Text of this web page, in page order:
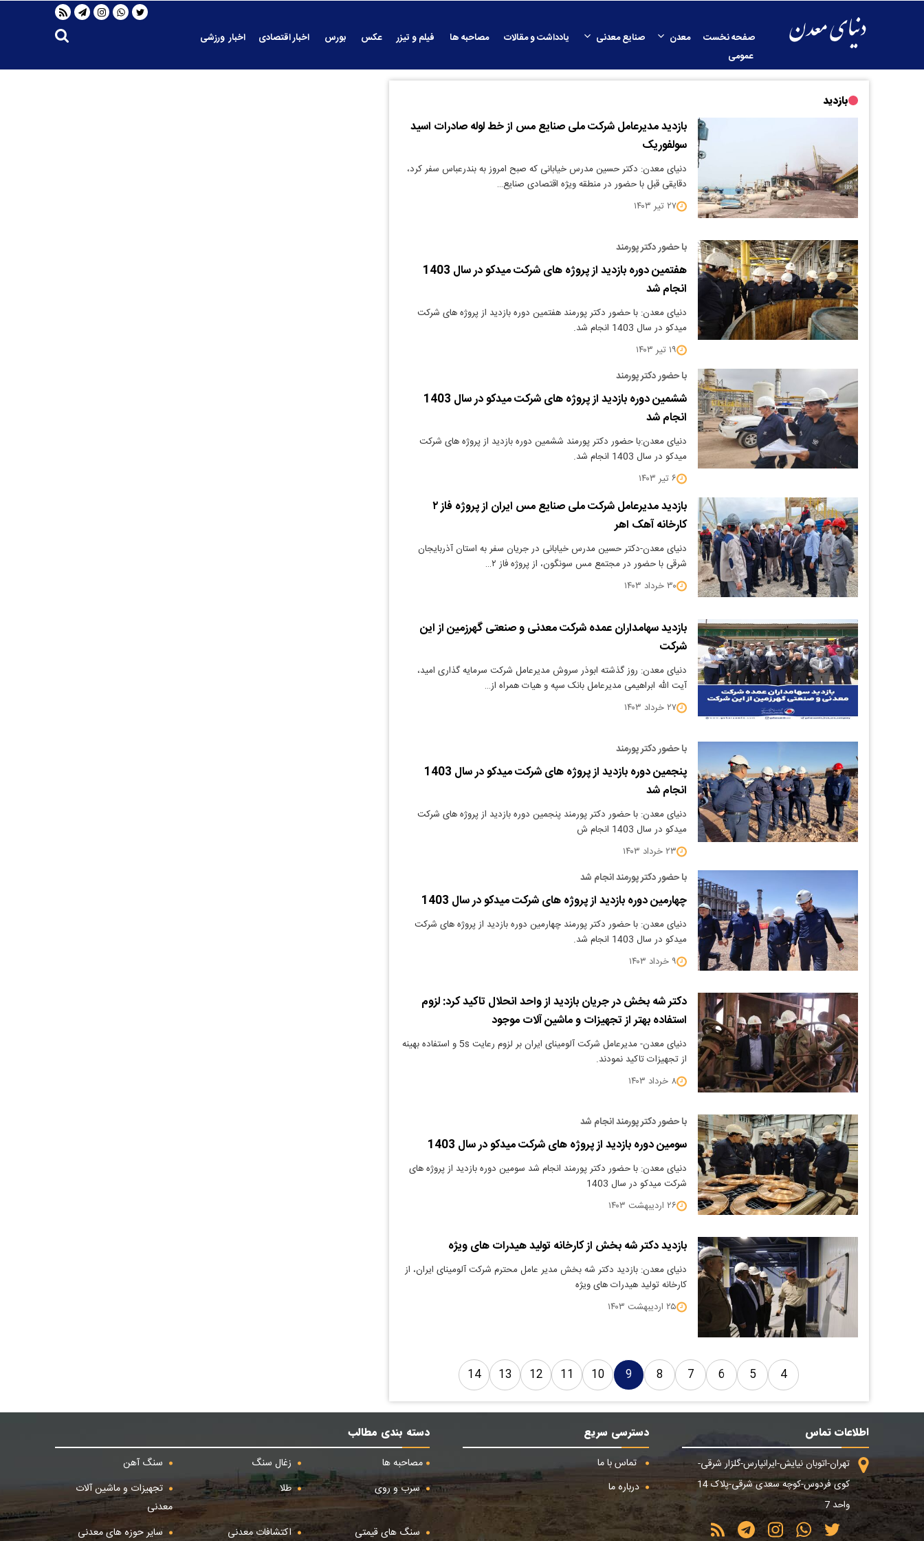
صفحه نخست معدن صنایع معدنی یادداشت و مقالات مصاحبه ها فیلم و تیزر عکس بورس اخبار اقتصادی
اخبار ورزشی
عمومی
بازدید
بازدید مدیرعامل شرکت ملی صنایع مس از خط لوله صادرات اسید
سولفوریک
دنیای معدن: دکتر حسین مدرس خیابانی که صبح امروز به بندرعباس سفر کرد،
دقایقی قبل با حضور در منطقه ویژه اقتصادی صنایع…
۲۷ تیر ۱۴۰۳
با حضور دکتر پورمند
هفتمین دوره بازدید از پروژه های شرکت میدکو در سال 1403
انجام شد
دنیای معدن: با حضور دکتر پورمند هفتمین دوره بازدید از پروژه های شرکت
میدکو در سال 1403 انجام شد.
۱۹ تیر ۱۴۰۳
با حضور دکتر پورمند
ششمین دوره بازدید از پروژه های شرکت میدکو در سال 1403
انجام شد
دنیای معدن:با حضور دکتر پورمند ششمین دوره بازدید از پروژه های شرکت
میدکو در سال 1403 انجام شد.
۶ تیر ۱۴۰۳
بازدید مدیرعامل شرکت ملی صنایع مس ایران از پروژه فاز ۲
کارخانه آهک اهر
دنیای معدن-دکتر حسین مدرس خیابانی در جریان سفر به استان آذربایجان
شرقی با حضور در مجتمع مس سونگون، از پروژه فاز ۲…
۳۰ خرداد ۱۴۰۳
بازدید سهامداران عمده شرکت معدنی و صنعتی گهرزمین از این
شرکت
دنیای معدن: روز گذشته ابوذر سروش مدیرعامل شرکت سرمایه گذاری امید،
آیت الله ابراهیمی مدیرعامل بانک سپه و هیات همراه از…
۲۷ خرداد ۱۴۰۳
با حضور دکتر پورمند
​پنجمین دوره بازدید از پروژه های شرکت میدکو در سال 1403
انجام شد
دنیای معدن: با حضور دکتر پورمند ​پنجمین دوره بازدید از پروژه های شرکت
میدکو در سال 1403 انجام ش
۲۳ خرداد ۱۴۰۳
با حضور دکتر پورمند انجام شد
چهارمین دوره بازدید از پروژه های شرکت میدکو در سال 1403
دنیای معدن: با حضور دکتر پورمند چهارمین دوره بازدید از پروژه های شرکت
میدکو در سال 1403 انجام شد.
۹ خرداد ۱۴۰۳
دکتر شه بخش در جریان بازدید از واحد انحلال تاکید کرد: لزوم
استفاده بهتر از تجهیزات و ماشین آلات موجود
دنیای معدن- مدیرعامل شرکت آلومینای ایران بر لزوم رعایت 5s و استفاده بهینه
از تجهیزات تاکید نمودند.
۸ خرداد ۱۴۰۳
با حضور دکتر پورمند انجام شد
سومین دوره بازدید از پروژه های شرکت میدکو در سال 1403
دنیای معدن: با حضور دکتر پورمند انجام شد سومین دوره بازدید از پروژه های
شرکت میدکو در سال 1403
۲۶ اردیبهشت ۱۴۰۳
بازدید دکتر شه بخش از کارخانه تولید هیدرات های ویژه
دنیای معدن: بازدید دکتر شه بخش مدیر عامل محترم شرکت آلومینای ایران، از
کارخانه تولید هیدرات های ویژه
۲۵ اردیبهشت ۱۴۰۳
4
5
6
7
8
9
10
11
12
13
14
اطلاعات تماس
تهران-اتوبان نیایش-ایرانپارس-گلزار شرقی-
کوی فردوس-کوچه سعدی شرقی-پلاک 14
واحد 7
دسترسی سریع
تماس با ما
درباره ما
دسته بندی مطالب
مصاحبه ها
زغال سنگ
سنگ آهن
سرب و روی
طلا
تجهیزات و ماشین آلات
معدنی
سنگ های قیمتی
اکتشافات معدنی سایر حوزه های معدنی